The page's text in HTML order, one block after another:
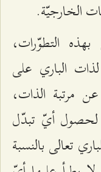
الخارجيّة.
التطوّرات،
الباري على
عن مرتبة الذات،
لحصول أيّ تبدّل
تعالى بالنسبة